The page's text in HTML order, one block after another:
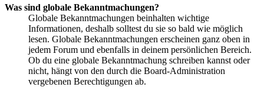
Was sind globale Bekanntmachungen?
Globale Bekanntmachungen beinhalten wichtige
Informationen, deshalb solltest du sie so bald wie möglich
lesen. Globale Bekanntmachungen erscheinen ganz oben in
jedem Forum und ebenfalls in deinem persönlichen Bereich.
Ob du eine globale Bekanntmachung schreiben kannst oder
nicht, hängt von den durch die Board-Administration
vergebenen Berechtigungen ab.